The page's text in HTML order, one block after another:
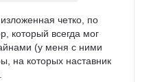
четко, по
который всегда мог
(у меня с ними
на которых наставник